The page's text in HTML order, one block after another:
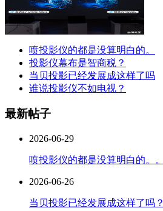
喷投影仪的都是没算明白的。
投影仪幕布是智商税？
当贝投影已经发展成这样了吗
谁说投影仪不如电视？
最新帖子
2026-06-29
喷投影仪的都是没算明白的。。
2026-06-26
当贝投影已经发展成这样了吗？